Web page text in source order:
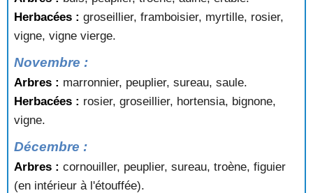
Herbacées : groseillier, framboisier, myrtille, rosier,
vigne, vigne vierge.
Novembre :
Arbres : marronnier, peuplier, sureau, saule.
Herbacées : rosier, groseillier, hortensia, bignone,
vigne.
Décembre :
Arbres : cornouiller, peuplier, sureau, troène, figuier
(en intérieur à l'étouffée).